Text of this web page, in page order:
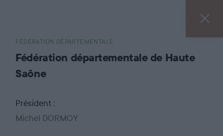
FÉDÉRATION DÉPARTEMENTALE
Fédération départementale de Haute
Saône
Président :
Michel DORMOY